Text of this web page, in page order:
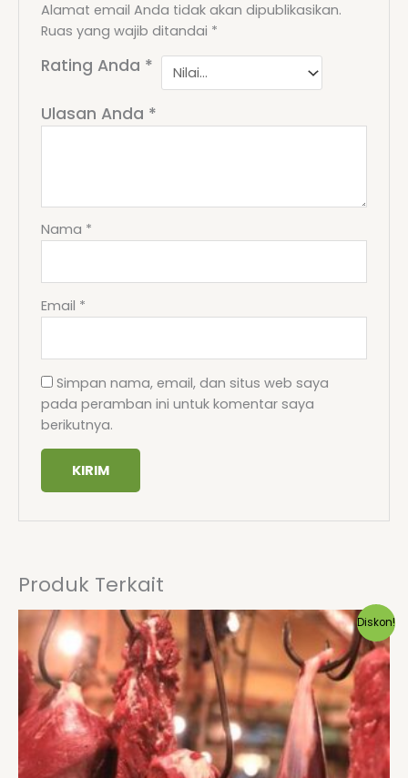
Alamat email Anda tidak akan dipublikasikan.
Ruas yang wajib ditandai *
Rating Anda *
Ulasan Anda *
Nama *
Email *
Simpan nama, email, dan situs web saya
pada peramban ini untuk komentar saya
berikutnya.
Produk Terkait
Diskon!
Harga
aslinya
adalah:
Rp100,000.
Harga
saat
adalah:
Rp80,000.